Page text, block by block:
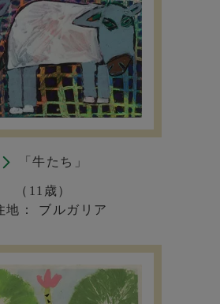
「牛たち」
（11歳）
地： ブルガリア